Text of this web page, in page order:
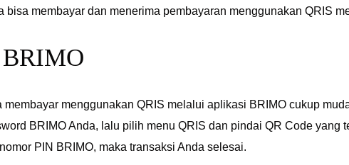
bisa membayar dan menerima pembayaran menggunakan QRIS
BRIMO
membayar menggunakan QRIS melalui aplikasi BRIMO cukup
BRIMO Anda, lalu pilih menu QRIS dan pindai QR Code yang
PIN BRIMO, maka transaksi Anda selesai.